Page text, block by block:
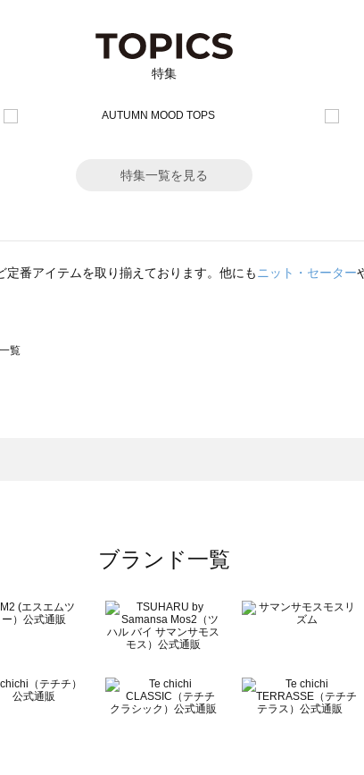
特集
特集一覧を見る
定番アイテムを取り揃えております。他にも ニット・セーター
覧
ウター一覧
覧
ブランド一覧